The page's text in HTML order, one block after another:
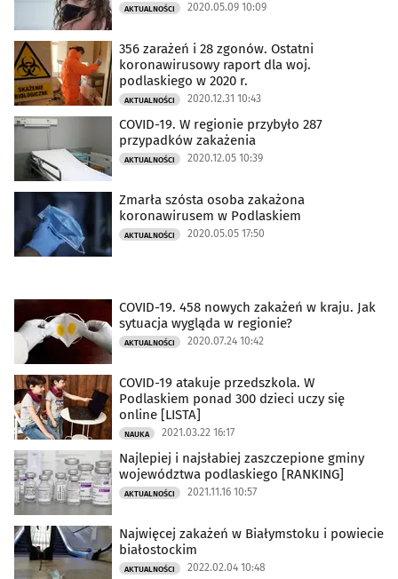
AKTUALNOŚCI 2020.05.09 10:09
356 zarażeń i 28 zgonów. Ostatni
koronawirusowy raport dla woj.
podlaskiego w 2020 r.
AKTUALNOŚCI 2020.12.31 10:43
COVID-19. W regionie przybyło 287
przypadków zakażenia
AKTUALNOŚCI 2020.12.05 10:39
Zmarła szósta osoba zakażona
koronawirusem w Podlaskiem
AKTUALNOŚCI 2020.05.05 17:50
COVID-19. 458 nowych zakażeń w kraju. Jak
sytuacja wygląda w regionie?
AKTUALNOŚCI 2020.07.24 10:42
COVID-19 atakuje przedszkola. W
Podlaskiem ponad 300 dzieci uczy się
online [LISTA]
NAUKA 2021.03.22 16:17
Najlepiej i najsłabiej zaszczepione gminy
województwa podlaskiego [RANKING]
AKTUALNOŚCI 2021.11.16 10:57
Najwięcej zakażeń w Białymstoku i powiecie
białostockim
AKTUALNOŚCI 2022.02.04 10:48